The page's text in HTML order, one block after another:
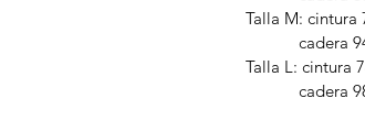
Talla M: cintura
cadera
Talla L: cintura
cadera